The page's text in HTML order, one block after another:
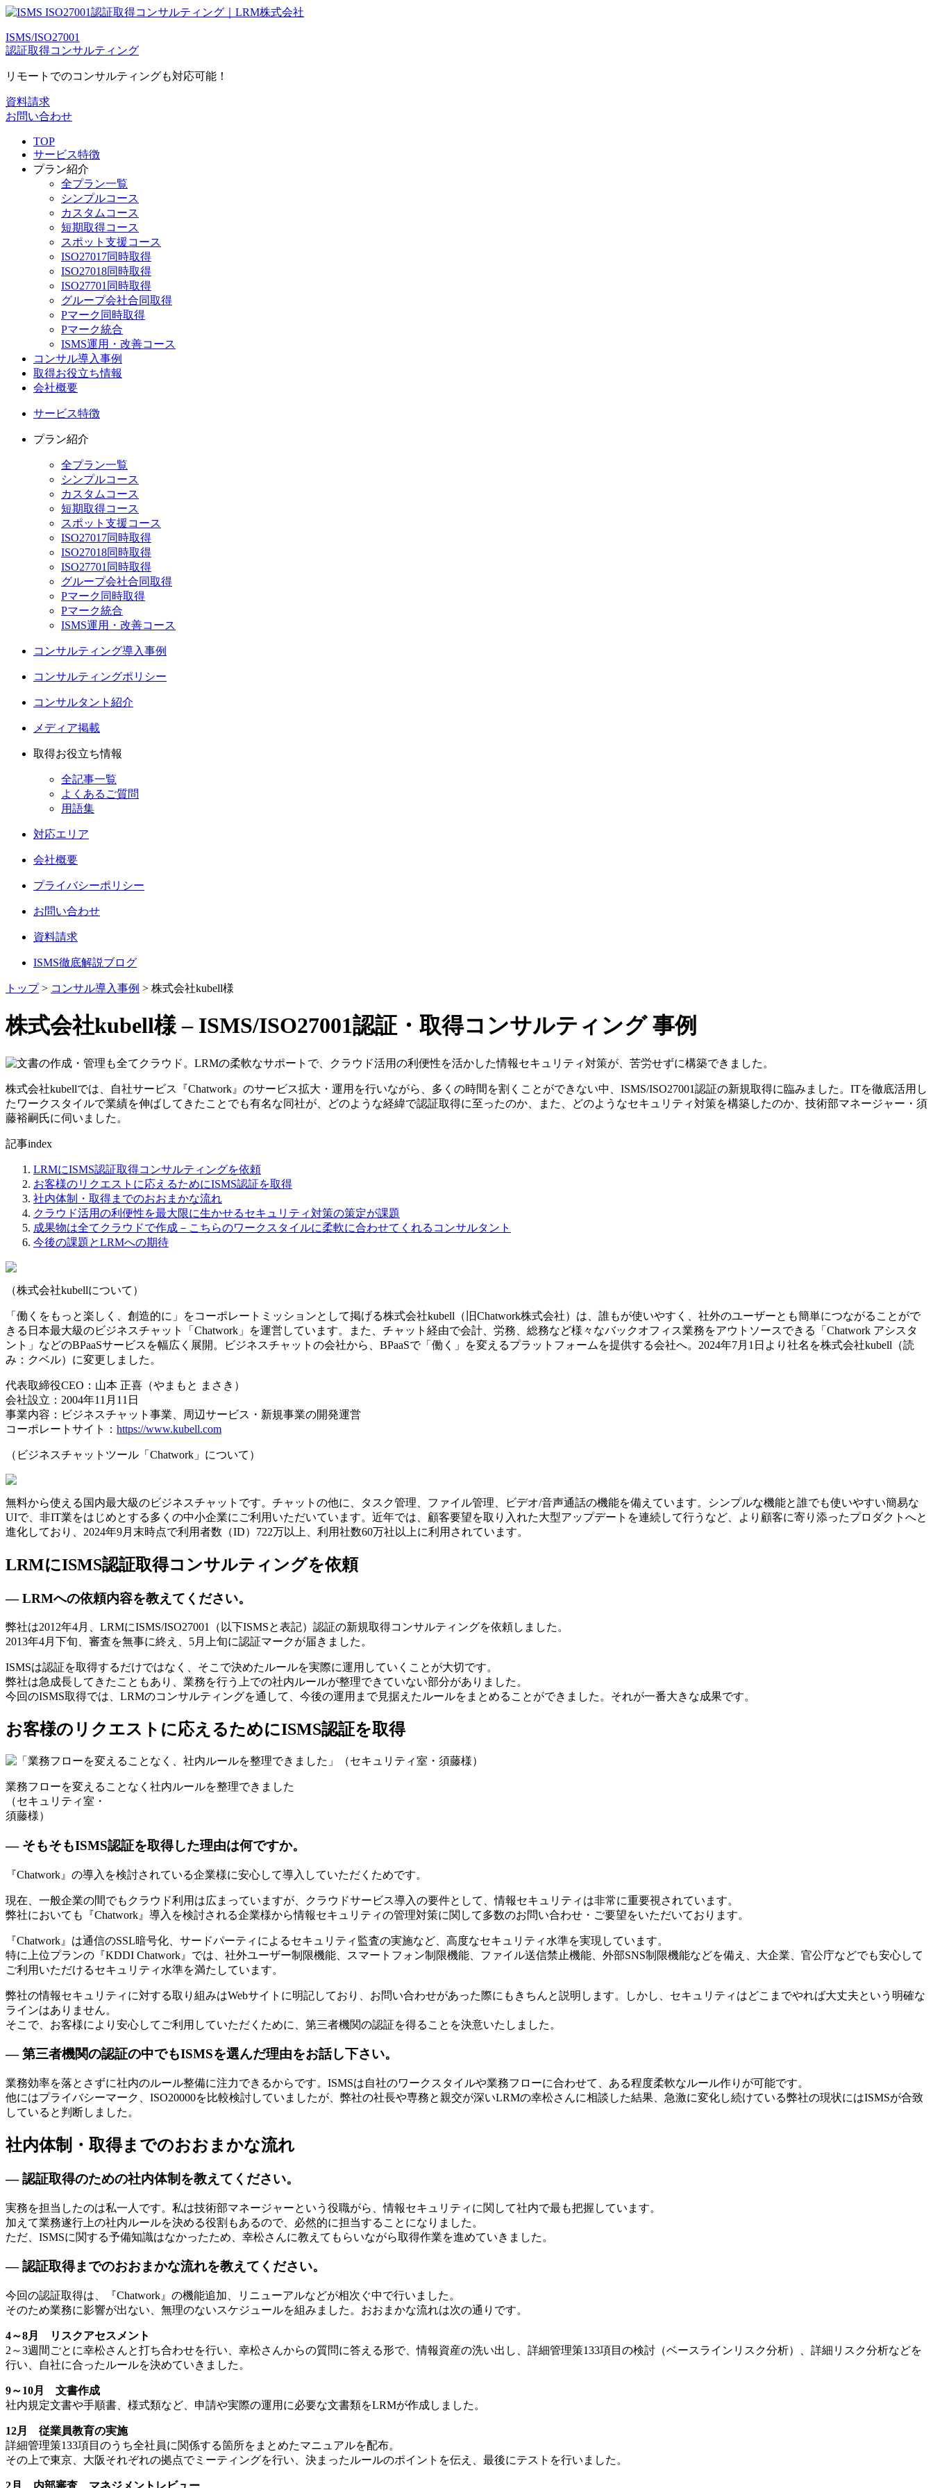
ISMS/ISO27001
認証取得コンサルティング
リモートでのコンサルティングも対応可能！
資料請求
お問い合わせ
TOP
サービス特徴
プラン紹介
全プラン一覧
シンプルコース
カスタムコース
短期取得コース
スポット支援コース
ISO27017同時取得
ISO27018同時取得
ISO27701同時取得
グループ会社合同取得
Pマーク同時取得
Pマーク統合
ISMS運用・改善コース
コンサル導入事例
取得お役立ち情報
会社概要
サービス特徴
プラン紹介
全プラン一覧
シンプルコース
カスタムコース
短期取得コース
スポット支援コース
ISO27017同時取得
ISO27018同時取得
ISO27701同時取得
グループ会社合同取得
Pマーク同時取得
Pマーク統合
ISMS運用・改善コース
コンサルティング導入事例
コンサルティングポリシー
コンサルタント紹介
メディア掲載
取得お役立ち情報
全記事一覧
よくあるご質問
用語集
対応エリア
会社概要
プライバシーポリシー
お問い合わせ
資料請求
ISMS徹底解説ブログ
トップ> コンサル導入事例 > 株式会社kubell様
株式会社kubell様 – ISMS/ISO27001認証・取得コンサルティング 事例
株式会社kubellでは、自社サービス『Chatwork』のサービス拡大・運用を行いながら、多くの時間を割くことができない中、ISMS/ISO27001認証の新規取得に臨みました。ITを徹底活用し
たワークスタイルで業績を伸ばしてきたことでも有名な同社が、どのような経緯で認証取得に至ったのか、また、どのようなセキュリティ対策を構築したのか、技術部マネージャー・須
藤裕嗣氏に伺いました。
記事index
LRMにISMS認証取得コンサルティングを依頼
お客様のリクエストに応えるためにISMS認証を取得
社内体制・取得までのおおまかな流れ
クラウド活用の利便性を最大限に生かせるセキュリティ対策の策定が課題
成果物は全てクラウドで作成－こちらのワークスタイルに柔軟に合わせてくれるコンサルタント
今後の課題とLRMへの期待
（株式会社kubellについて）
「働くをもっと楽しく、創造的に」をコーポレートミッションとして掲げる株式会社kubell（旧Chatwork株式会社）は、誰もが使いやすく、社外のユーザーとも簡単につながることがで
きる日本最大級のビジネスチャット「Chatwork」を運営しています。また、チャット経由で会計、労務、総務など様々なバックオフィス業務をアウトソースできる「Chatwork アシスタ
ント」などのBPaaSサービスを幅広く展開。ビジネスチャットの会社から、BPaaSで「働く」を変えるプラットフォームを提供する会社へ。2024年7月1日より社名を株式会社kubell（読
み：クベル）に変更しました。
代表取締役CEO：山本 正喜（やまもと まさき）
会社設立：2004年11月11日
事業内容：ビジネスチャット事業、周辺サービス・新規事業の開発運営
コーポレートサイト： https://www.kubell.com
（ビジネスチャットツール「Chatwork」について）
無料から使える国内最大級のビジネスチャットです。チャットの他に、タスク管理、ファイル管理、ビデオ/音声通話の機能を備えています。シンプルな機能と誰でも使いやすい簡易な
UIで、非IT業をはじめとする多くの中小企業にご利用いただいています。近年では、顧客要望を取り入れた大型アップデートを連続して行うなど、より顧客に寄り添ったプロダクトへと
進化しており、2024年9月末時点で利用者数（ID）722万以上、利用社数60万社以上に利用されています。
LRMにISMS認証取得コンサルティングを依頼
— LRMへの依頼内容を教えてください。
弊社は2012年4月、LRMにISMS/ISO27001（以下ISMSと表記）認証の新規取得コンサルティングを依頼しました。
2013年4月下旬、審査を無事に終え、5月上旬に認証マークが届きました。
ISMSは認証を取得するだけではなく、そこで決めたルールを実際に運用していくことが大切です。
弊社は急成長してきたこともあり、業務を行う上での社内ルールが整理できていない部分がありました。
今回のISMS取得では、LRMのコンサルティングを通して、今後の運用まで見据えたルールをまとめることができました。それが一番大きな成果です。
お客様のリクエストに応えるためにISMS認証を取得
業務フローを変えることなく社内ルールを整理できました
（セキュリティ室・
須藤様）
— そもそもISMS認証を取得した理由は何ですか。
『Chatwork』の導入を検討されている企業様に安心して導入していただくためです。
現在、一般企業の間でもクラウド利用は広まっていますが、クラウドサービス導入の要件として、情報セキュリティは非常に重要視されています。
弊社においても『Chatwork』導入を検討される企業様から情報セキュリティの管理対策に関して多数のお問い合わせ・ご要望をいただいております。
『Chatwork』は通信のSSL暗号化、サードパーティによるセキュリティ監査の実施など、高度なセキュリティ水準を実現しています。
特に上位プランの『KDDI Chatwork』では、社外ユーザー制限機能、スマートフォン制限機能、ファイル送信禁止機能、外部SNS制限機能などを備え、大企業、官公庁などでも安心して
ご利用いただけるセキュリティ水準を満たしています。
弊社の情報セキュリティに対する取り組みはWebサイトに明記しており、お問い合わせがあった際にもきちんと説明します。しかし、セキュリティはどこまでやれば大丈夫という明確な
ラインはありません。
そこで、お客様により安心してご利用していただくために、第三者機関の認証を得ることを決意いたしました。
— 第三者機関の認証の中でもISMSを選んだ理由をお話し下さい。
業務効率を落とさずに社内のルール整備に注力できるからです。ISMSは自社のワークスタイルや業務フローに合わせて、ある程度柔軟なルール作りが可能です。
他にはプライバシーマーク、ISO20000を比較検討していましたが、弊社の社長や専務と親交が深いLRMの幸松さんに相談した結果、急激に変化し続けている弊社の現状にはISMSが合致
していると判断しました。
社内体制・取得までのおおまかな流れ
— 認証取得のための社内体制を教えてください。
実務を担当したのは私一人です。私は技術部マネージャーという役職がら、情報セキュリティに関して社内で最も把握しています。
加えて業務遂行上の社内ルールを決める役割もあるので、必然的に担当することになりました。
ただ、ISMSに関する予備知識はなかったため、幸松さんに教えてもらいながら取得作業を進めていきました。
— 認証取得までのおおまかな流れを教えてください。
今回の認証取得は、『Chatwork』の機能追加、リニューアルなどが相次ぐ中で行いました。
そのため業務に影響が出ない、無理のないスケジュールを組みました。おおまかな流れは次の通りです。
4～8月 リスクアセスメント
2～3週間ごとに幸松さんと打ち合わせを行い、幸松さんからの質問に答える形で、情報資産の洗い出し、詳細管理策133項目の検討（ベースラインリスク分析）、詳細リスク分析などを
行い、自社に合ったルールを決めていきました。
9～10月 文書作成
社内規定文書や手順書、様式類など、申請や実際の運用に必要な文書類をLRMが作成しました。
12月 従業員教育の実施
詳細管理策133項目のうち全社員に関係する箇所をまとめたマニュアルを配布。
その上で東京、大阪それぞれの拠点でミーティングを行い、決まったルールのポイントを伝え、最後にテストを行いました。
2月 内部審査、マネジメントレビュー